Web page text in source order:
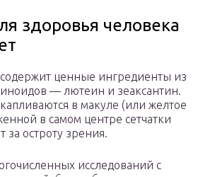
здоровья человека
ценные ингредиенты из
— лютеин и зеаксантин.
в макуле (или желтое
в самом центре сетчатки
за остроту зрения.
исследований с